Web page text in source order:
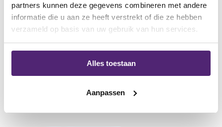
partners kunnen deze gegevens combineren met andere
informatie die u aan ze heeft verstrekt of die ze hebben
verzameld op basis van uw gebruik van hun services.
Alles toestaan
Aanpassen
gerelateerde producten